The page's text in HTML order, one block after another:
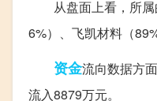
从盘面上看，所属
6%）、飞凯材料（
资金流向数据方
流入8879万元。